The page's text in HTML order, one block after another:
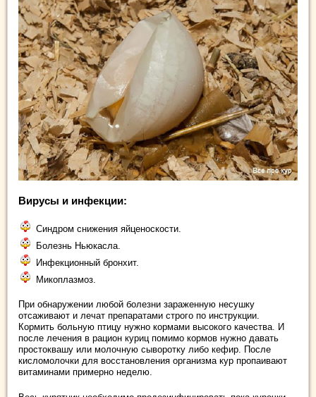
Вирусы и инфекции:
Синдром снижения яйценоскости.
Болезнь Ньюкасла.
Инфекционный бронхит.
Микоплазмоз.
При обнаружении любой болезни зараженную несушку
отсаживают и лечат препаратами строго по инструкции.
Кормить больную птицу нужно кормами высокого качества. И
после лечения в рацион куриц помимо кормов нужно давать
простоквашу или молочную сыворотку либо кефир. После
кисломолочки для восстановления организма кур пропаивают
витаминами примерно неделю.